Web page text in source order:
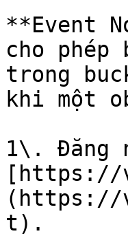
**Event
cho
trong
khi một
1\. Đăng
[https://
(https://
t).